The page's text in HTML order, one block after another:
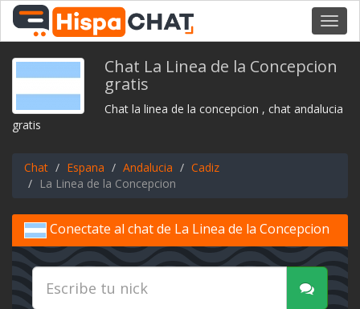
Chat La Linea de la Concepcion
gratis
Chat la linea de la concepcion , chat andalucia
gratis
Chat Espana Andalucia
Cadiz
La Linea de la Concepcion
Conectate al chat de La Linea de la Concepcion